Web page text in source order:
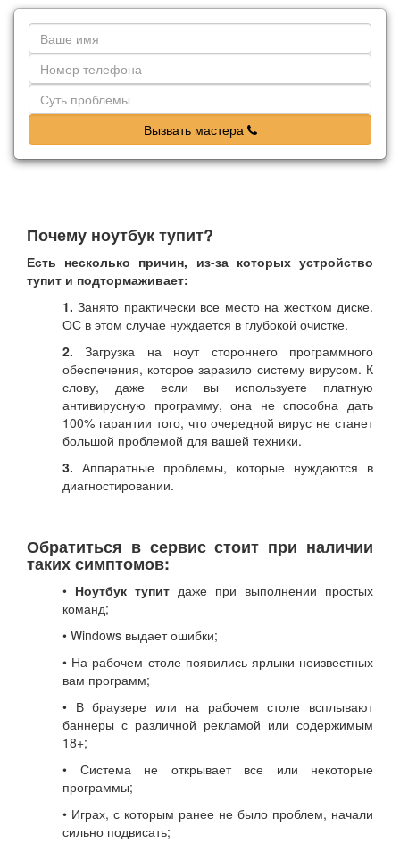
Вызвать мастера
Почему ноутбук тупит?
Есть несколько причин, из-за которых устройство
тупит и подтормаживает:
1. Занято практически все место на жестком диске.
ОС в этом случае нуждается в глубокой очистке.
2. Загрузка на ноут стороннего программного
обеспечения, которое заразило систему вирусом. К
слову, даже если вы используете платную
антивирусную программу, она не способна дать
100% гарантии того, что очередной вирус не станет
большой проблемой для вашей техники.
3. Аппаратные проблемы, которые нуждаются в
диагностировании.
Обратиться в сервис стоит при наличии
таких симптомов:
• Ноутбук тупит даже при выполнении простых
команд;
• Windows выдает ошибки;
• На рабочем столе появились ярлыки неизвестных
вам программ;
• В браузере или на рабочем столе всплывают
баннеры с различной рекламой или содержимым
18+;
• Система не открывает все или некоторые
программы;
• Играх, с которым ранее не было проблем, начали
сильно подвисать;